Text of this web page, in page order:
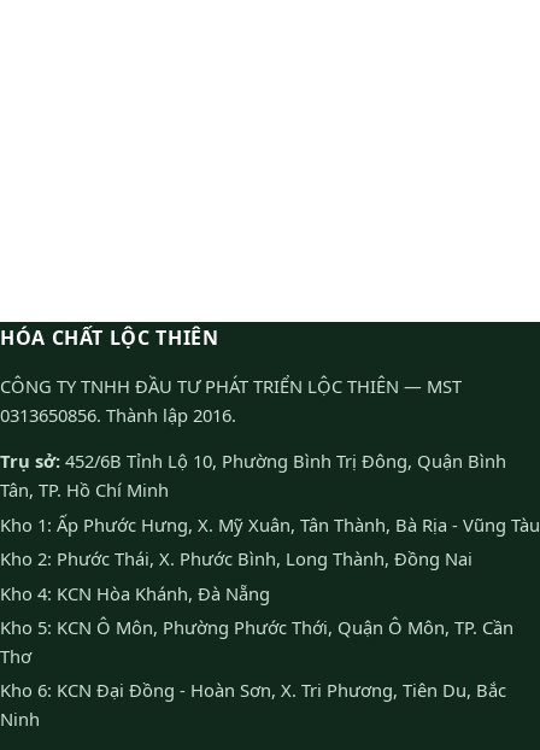
HÓA CHẤT LỘC THIÊN
CÔNG TY TNHH ĐẦU TƯ PHÁT TRIỂN LỘC THIÊN — MST
0313650856. Thành lập 2016.
Trụ sở: 452/6B Tỉnh Lộ 10, Phường Bình Trị Đông, Quận Bình
Tân, TP. Hồ Chí Minh
Kho 1: Ấp Phước Hưng, X. Mỹ Xuân, Tân Thành, Bà Rịa - Vũng Tàu
Kho 2: Phước Thái, X. Phước Bình, Long Thành, Đồng Nai
Kho 4: KCN Hòa Khánh, Đà Nẵng
Kho 5: KCN Ô Môn, Phường Phước Thới, Quận Ô Môn, TP. Cần
Thơ
Kho 6: KCN Đại Đồng - Hoàn Sơn, X. Tri Phương, Tiên Du, Bắc
Ninh